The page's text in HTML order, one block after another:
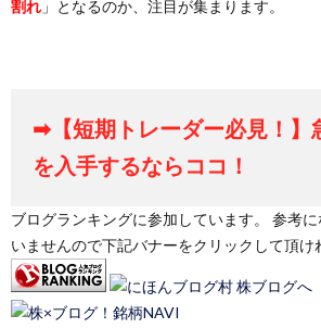
割れ 」となるのか、注目が集まります。
➡【短期トレーダー必見！】
を入手するならココ！
ブログランキングに参加しています。 参考
いませんので下記バナーをクリックして頂け